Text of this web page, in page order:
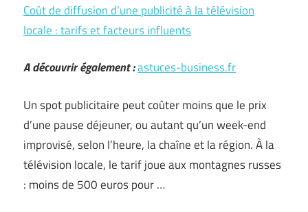
Coût de diffusion d’une publicité à la télévision
locale : tarifs et facteurs influents
A découvrir également :astuces-business.fr
Un spot publicitaire peut coûter moins que le prix
d’une pause déjeuner, ou autant qu’un week-end
improvisé, selon l’heure, la chaîne et la région. À la
télévision locale, le tarif joue aux montagnes russes
: moins de 500 euros pour …